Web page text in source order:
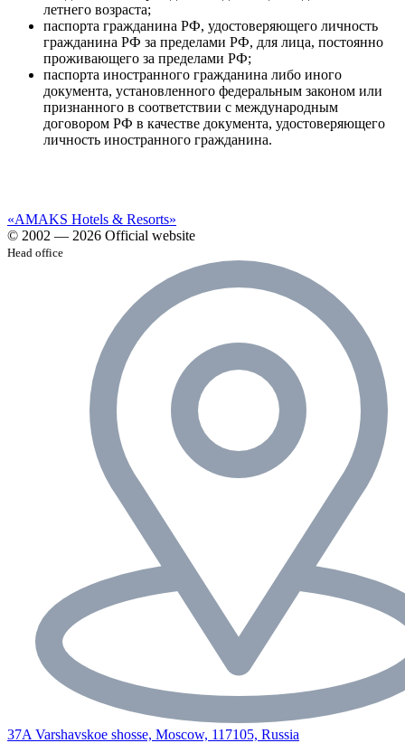
летнего возраста;
паспорта гражданина РФ, удостоверяющего личность
гражданина РФ за пределами РФ, для лица, постоянно
проживающего за пределами РФ;
паспорта иностранного гражданина либо иного
документа, установленного федеральным законом или
признанного в соответствии с международным
договором РФ в качестве документа, удостоверяющего
личность иностранного гражданина.
«AMAKS Hotels & Resorts»
© 2002 — 2026 Official website
Head office
37A Varshavskoe shosse, Moscow, 117105, Russia